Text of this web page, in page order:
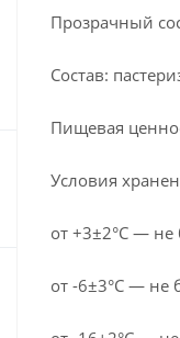
Прозрачный
Состав:
Пищевая
Условия
от +3±2°С — не
от -6±3°С — не